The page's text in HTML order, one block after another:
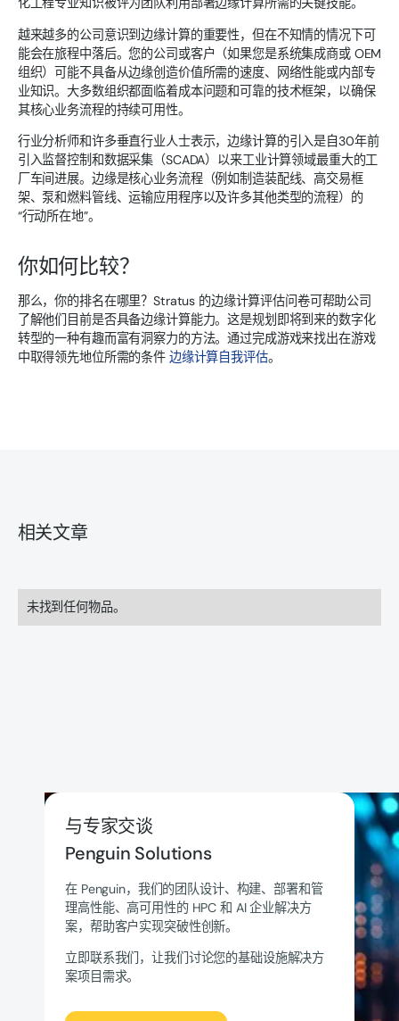
越来越多的公司意识到边缘计算的重要性，但在不知情的情况下可
能会在旅程中落后。您的公司或客户（如果您是系统集成商或 OEM
组织）可能不具备从边缘创造价值所需的速度、网络性能或内部专
业知识。大多数组织都面临着成本问题和可靠的技术框架，以确保
其核心业务流程的持续可用性。
行业分析师和许多垂直行业人士表示，边缘计算的引入是自30年前
引入监督控制和数据采集（SCADA）以来工业计算领域最重大的工
厂车间进展。边缘是核心业务流程（例如制造装配线、高交易框
架、泵和燃料管线、运输应用程序以及许多其他类型的流程）的
“行动所在地”。
你如何比较？
那么，你的排名在哪里？Stratus 的边缘计算评估问卷可帮助公司
了解他们目前是否具备边缘计算能力。这是规划即将到来的数字化
转型的一种有趣而富有洞察力的方法。通过完成游戏来找出在游戏
中取得领先地位所需的条件 边缘计算自我评估。
相关文章
未找到任何物品。
与专家交谈
Penguin Solutions
在 Penguin，我们的团队设计、构建、部署和管
理高性能、高可用性的 HPC 和 AI 企业解决方
案，帮助客户实现突破性创新。
立即联系我们，让我们讨论您的基础设施解决方
案项目需求。